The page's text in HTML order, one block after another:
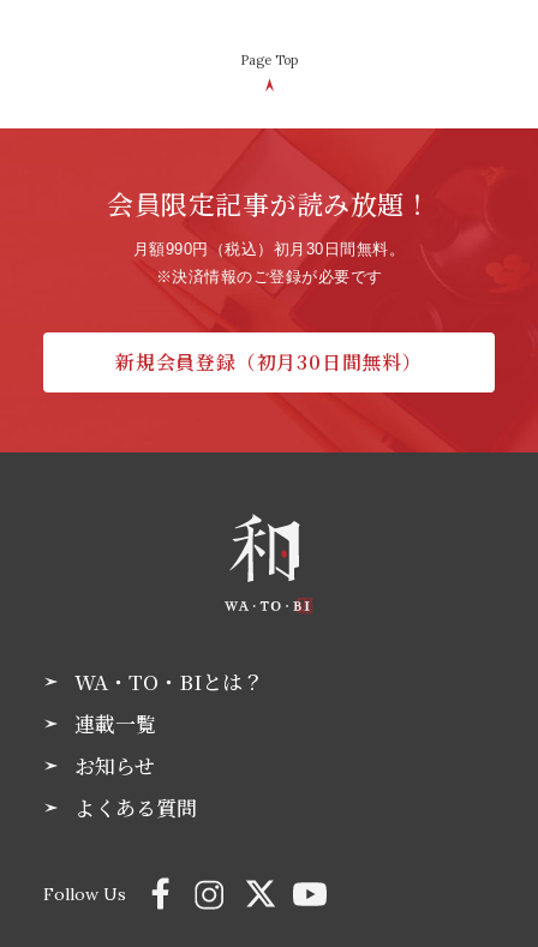
Page Top
会員限定記事が読み放題！
月額990円（税込）初月30日間無料。
※決済情報のご登録が必要です
新規会員登録（初月30日間無料）
WA・TO・BIとは？
連載一覧
お知らせ
よくある質問
Follow Us